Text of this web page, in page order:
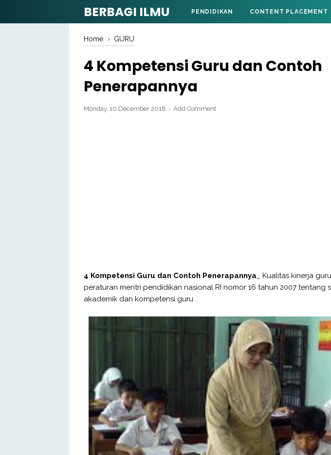
BERBAGI ILMU PENDIDIKAN CONTENT PLACEMENT
Home › GURU
4 Kompetensi Guru dan Contoh
Penerapannya
Monday, 10 December 2018 Add Comment
4 Kompetensi Guru dan Contoh Penerapannya _ Kualitas kinerja
peraturan mentri pendidikan nasional RI nomor 16 tahun 2007 tentang
akademik dan kompetensi guru .